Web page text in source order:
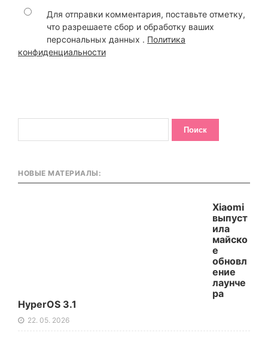
Для отправки комментария, поставьте отметку,
что разрешаете сбор и обработку ваших
персональных данных . Политика
конфиденциальности
НОВЫЕ МАТЕРИАЛЫ:
Xiaomi
выпуст
ила
майско
е
обновл
ение
лаунче
ра
HyperOS 3.1
22. 05. 2026